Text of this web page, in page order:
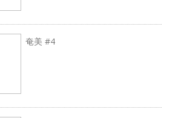
奄美 #4